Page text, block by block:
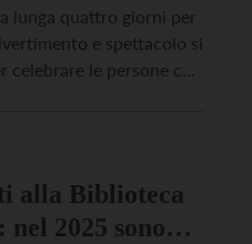
lunga quattro giorni per
e spettacolo si
celebrare le persone che
alla Biblioteca
2025 sono